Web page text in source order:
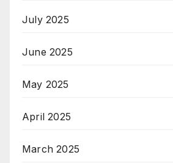
July 2025
June 2025
May 2025
April 2025
March 2025